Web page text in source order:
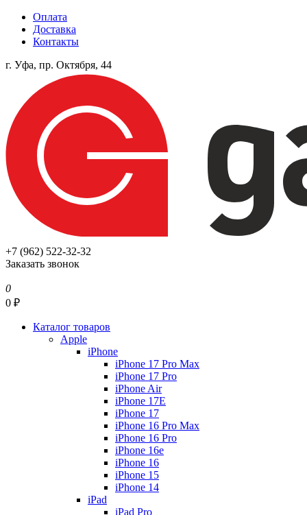
Оплата
Доставка
Контакты
г. Уфа, пр. Октября, 44
+7 (962) 522-32-32
Заказать звонок
0
0 ₽
Каталог товаров
Apple
iPhone
iPhone 17 Pro Max
iPhone 17 Pro
iPhone Air
iPhone 17E
iPhone 17
iPhone 16 Pro Max
iPhone 16 Pro
iPhone 16e
iPhone 16
iPhone 15
iPhone 14
iPad
iPad Pro